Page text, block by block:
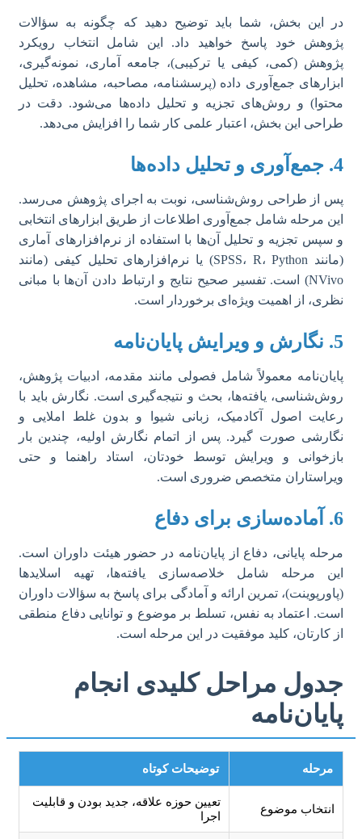
در این بخش، شما باید توضیح دهید که چگونه به سؤالات
پژوهش خود پاسخ خواهید داد. این شامل انتخاب رویکرد
پژوهش (کمی، کیفی یا ترکیبی)، جامعه آماری، نمونه‌گیری،
ابزارهای جمع‌آوری داده (پرسشنامه، مصاحبه، مشاهده، تحلیل
محتوا) و روش‌های تجزیه و تحلیل داده‌ها می‌شود. دقت در
طراحی این بخش، اعتبار علمی کار شما را افزایش می‌دهد.
4. جمع‌آوری و تحلیل داده‌ها
پس از طراحی روش‌شناسی، نوبت به اجرای پژوهش می‌رسد.
این مرحله شامل جمع‌آوری اطلاعات از طریق ابزارهای انتخابی
و سپس تجزیه و تحلیل آن‌ها با استفاده از نرم‌افزارهای آماری
(مانند SPSS، R، Python) یا نرم‌افزارهای تحلیل کیفی (مانند
NVivo) است. تفسیر صحیح نتایج و ارتباط دادن آن‌ها با مبانی
نظری، از اهمیت ویژه‌ای برخوردار است.
5. نگارش و ویرایش پایان‌نامه
پایان‌نامه معمولاً شامل فصولی مانند مقدمه، ادبیات پژوهش،
روش‌شناسی، یافته‌ها، بحث و نتیجه‌گیری است. نگارش باید با
رعایت اصول آکادمیک، زبانی شیوا و بدون غلط املایی و
نگارشی صورت گیرد. پس از اتمام نگارش اولیه، چندین بار
بازخوانی و ویرایش توسط خودتان، استاد راهنما و حتی
ویراستاران متخصص ضروری است.
6. آماده‌سازی برای دفاع
مرحله پایانی، دفاع از پایان‌نامه در حضور هیئت داوران است.
این مرحله شامل خلاصه‌سازی یافته‌ها، تهیه اسلایدها
(پاورپوینت)، تمرین ارائه و آمادگی برای پاسخ به سؤالات داوران
است. اعتماد به نفس، تسلط بر موضوع و توانایی دفاع منطقی
از کارتان، کلید موفقیت در این مرحله است.
جدول مراحل کلیدی انجام
پایان‌نامه
مرحله توضیحات کوتاه
انتخاب موضوع
تعیین حوزه علاقه، جدید بودن و قابلیت
اجرا